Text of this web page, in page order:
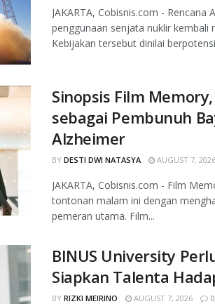
JAKARTA, Cobisnis.com - Rencana
penggunaan senjata nuklir kembali
Kebijakan tersebut dinilai
Sinopsis Film
sebagai Pembunuh
Alzheimer
BY DESTI DWI NATASYA AUGUST 7, 2026
JAKARTA, Cobisnis.com - Film
tontonan malam ini dengan
pemeran utama. Film...
BINUS University
Siapkan Talenta
BY RIZKI MEIRINO AUGUST 7, 2026 0